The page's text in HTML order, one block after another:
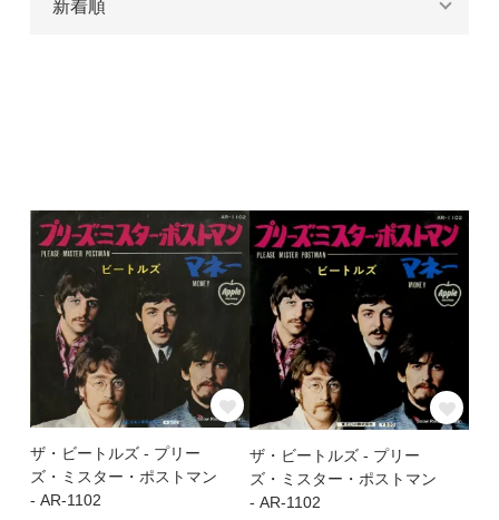
ザ・ビートルズ - プリー
ズ・ミスター・ポストマン
- AR-1102
ザ・ビートルズ - プリー
ズ・ミスター・ポストマン
- AR-1102